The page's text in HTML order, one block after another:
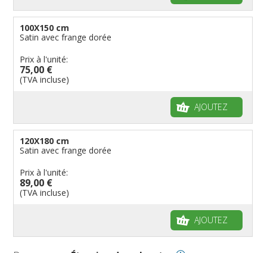
100X150 cm
Satin avec frange dorée
Prix à l'unité:
75,00 €
(TVA incluse)
AJOUTEZ
120X180 cm
Satin avec frange dorée
Prix à l'unité:
89,00 €
(TVA incluse)
AJOUTEZ